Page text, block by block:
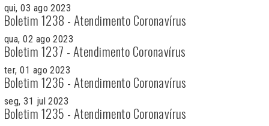
qui, 03 ago 2023
Boletim 1238 - Atendimento Coronavírus
qua, 02 ago 2023
Boletim 1237 - Atendimento Coronavírus
ter, 01 ago 2023
Boletim 1236 - Atendimento Coronavírus
seg, 31 jul 2023
Boletim 1235 - Atendimento Coronavírus